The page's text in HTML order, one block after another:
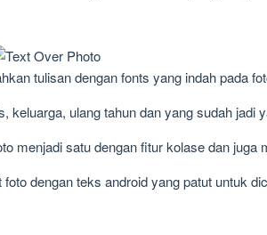
tulisan dengan fonts yang indah pada
ulang tahun dan yang sudah jadi
menjadi satu dengan fitur kolase dan juga
dengan teks android yang patut untuk